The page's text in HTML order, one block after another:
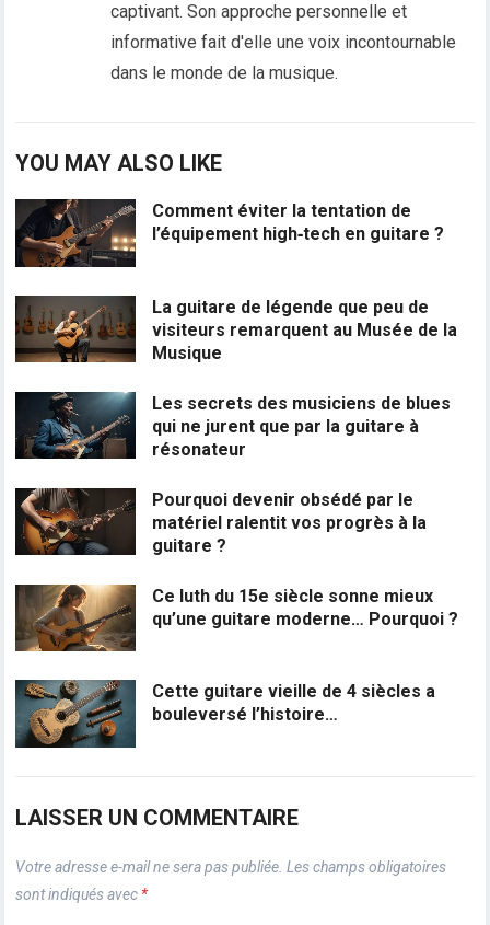
captivant. Son approche personnelle et
informative fait d'elle une voix incontournable
dans le monde de la musique.
YOU MAY ALSO LIKE
Comment éviter la tentation de
l’équipement high‑tech en guitare ?
La guitare de légende que peu de
visiteurs remarquent au Musée de la
Musique
Les secrets des musiciens de blues
qui ne jurent que par la guitare à
résonateur
Pourquoi devenir obsédé par le
matériel ralentit vos progrès à la
guitare ?
Ce luth du 15e siècle sonne mieux
qu’une guitare moderne… Pourquoi ?
Cette guitare vieille de 4 siècles a
bouleversé l’histoire…
LAISSER UN COMMENTAIRE
Votre adresse e-mail ne sera pas publiée. Les champs obligatoires
sont indiqués avec *